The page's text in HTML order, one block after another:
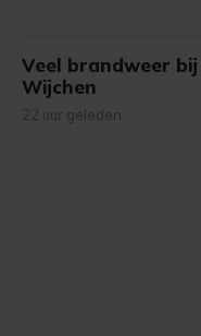
Veel brandweer
Wijchen
22 uur geleden